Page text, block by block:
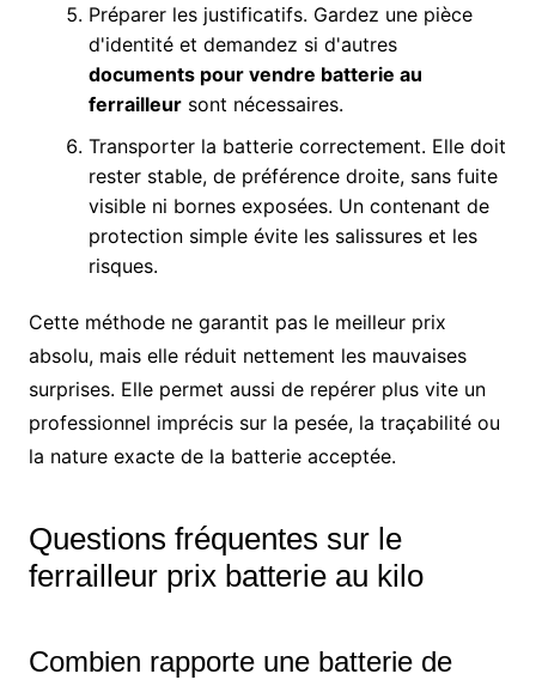
Préparer les justificatifs. Gardez une pièce
d'identité et demandez si d'autres
documents pour vendre batterie au
ferrailleursont nécessaires.
Transporter la batterie correctement. Elle doit
rester stable, de préférence droite, sans fuite
visible ni bornes exposées. Un contenant de
protection simple évite les salissures et les
risques.
Cette méthode ne garantit pas le meilleur prix
absolu, mais elle réduit nettement les mauvaises
surprises. Elle permet aussi de repérer plus vite un
professionnel imprécis sur la pesée, la traçabilité ou
la nature exacte de la batterie acceptée.
Questions fréquentes sur le
ferrailleur prix batterie au kilo
Combien rapporte une batterie de